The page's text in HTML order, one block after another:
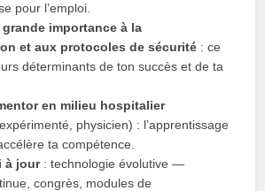
pour l’emploi.
importance à la
et aux protocoles de sécurité : ce
déterminants de ton succès et de ta
en milieu hospitalier
physicien) : l’apprentissage
ta compétence.
à jour: technologie évolutive —
congrès, modules de